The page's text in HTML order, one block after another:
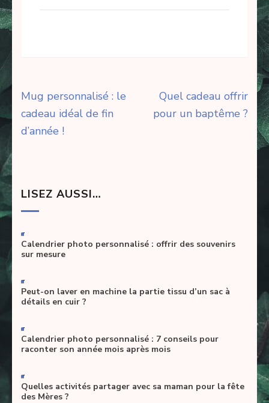
Navigation
de
l’article
Mug personnalisé : le
cadeau idéal de fin
d’année !
Quel cadeau offrir
pour un baptême ?
LISEZ AUSSI…
-
Calendrier photo personnalisé : offrir des souvenirs
sur mesure
-
Peut-on laver en machine la partie tissu d’un sac à
détails en cuir ?
-
Calendrier photo personnalisé : 7 conseils pour
raconter son année mois après mois
-
Quelles activités partager avec sa maman pour la fête
des Mères ?